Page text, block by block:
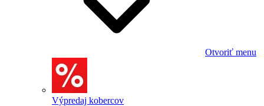
Otvoriť menu
Výpredaj kobercov